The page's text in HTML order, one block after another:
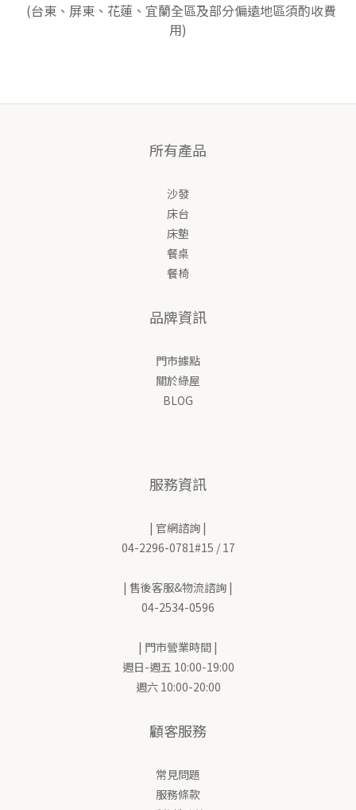
(台東、屏東、花蓮、宜蘭全區及部分偏遠地區須酌收費
用)
所有產品
沙發
床台
床墊
餐桌
餐椅
品牌資訊
門市據點
關於綠屋
BLOG
服務資訊
| 官網諮詢 |
04-2296-0781#15 / 17
| 售後客服&物流諮詢 |
04-2534-0596
| 門市營業時間 |
週日-週五 10:00-19:00
週六 10:00-20:00
顧客服務
常見問題
服務條款